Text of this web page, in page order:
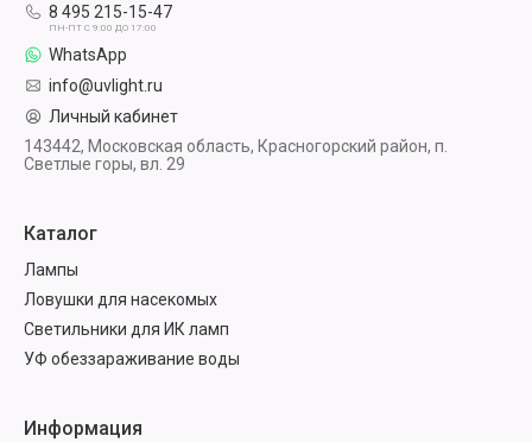
8 495 215-15-47
ПН-ПТ С 9:00 ДО 17:00
WhatsApp
info@uvlight.ru
Личный кабинет
143442, Московская область, Красногорский район, п.
Светлые горы, вл. 29
Каталог
Лампы
Ловушки для насекомых
Светильники для ИК ламп
УФ обеззараживание воды
Информация